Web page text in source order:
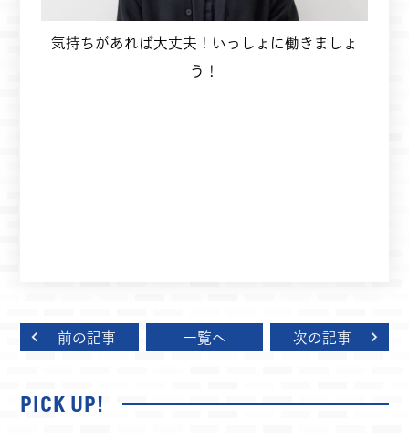
気持ちがあれば大丈夫！いっしょに働きましょ
う！
前の記事 一覧へ 次の記事
PICK UP!